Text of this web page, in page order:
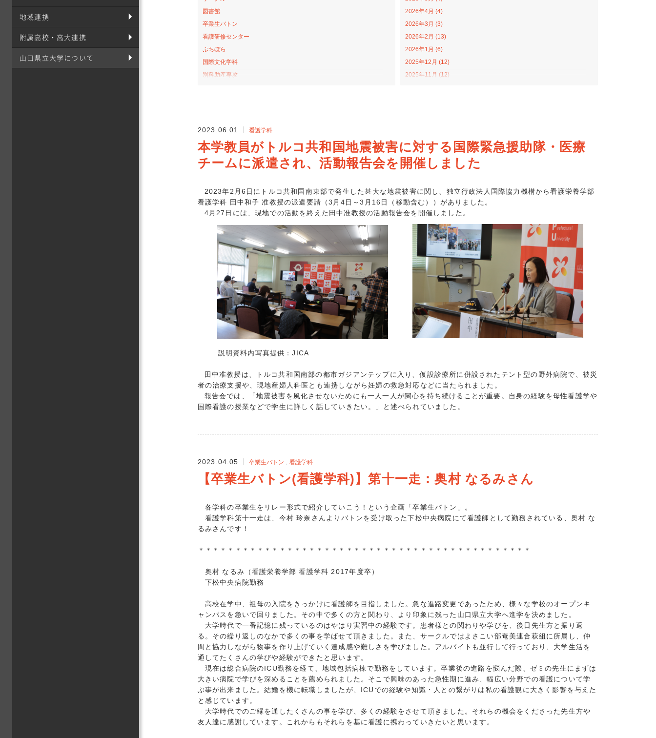
地域連携
附属高校・高大連携
山口県立大学について
図書館
卒業生バトン
看護研修センター
ぷちぼら
国際文化学科
別科助産専攻
山口-ナバラ コラボ広場
社会福祉学科
オープンカレッジ
栄養学科
食育戦隊ゴハンジャー
インターンシップ
文化創造学科
情報社会学科
グローバル
卒業生
学生活動
キャリア
その他
2026年4月 (4)
2026年3月 (3)
2026年2月 (13)
2026年1月 (6)
2025年12月 (12)
2025年11月 (12)
2025年4月 (4)
2025年3月 (2)
2025年1月 (7)
2024年12月 (8)
2024年11月 (10)
2024年10月 (9)
2024年9月 (5)
2024年8月 (15)
2024年7月 (7)
2024年6月 (8)
2024年4月 (5)
2024年3月 (1)
2024年2月 (5)
2023年10月 (10)
2023年9月 (7)
2023年8月 (13)
2023年2月 (7)
2022年12月 (16)
2022年11月 (13)
2022年4月 (7)
2022年3月 (11)
2022年2月 (7)
2022年1月 (8)
2021年11月 (8)
2021年10月 (9)
2021年8月 (10)
2021年7月 (8)
2023.06.01 看護学科
本学教員がトルコ共和国地震被害に対する国際緊急援助隊・医療
チームに派遣され、活動報告会を開催しました
2023年2月6日にトルコ共和国南東部で発生した甚大な地震被害に関し、独立行政法人国際協力機構から看護栄養学部
看護学科 田中和子 准教授の派遣要請（3月4日～3月16日（移動含む））がありました。
4月27日には、現地での活動を終えた田中准教授の活動報告会を開催しました。
説明資料内写真提供：JICA
田中准教授は、トルコ共和国南部の都市ガジアンテップに入り、仮設診療所に併設されたテント型の野外病院で、被災
者の治療支援や、現地産婦人科医とも連携しながら妊婦の救急対応などに当たられました。
報告会では、「地震被害を風化させないためにも一人一人が関心を持ち続けることが重要。自身の経験を母性看護学や
国際看護の授業などで学生に詳しく話していきたい。」と述べられていました。
2023.04.05 卒業生バトン 看護学科
【卒業生バトン(看護学科)】第十一走：奥村 なるみさん
各学科の卒業生をリレー形式で紹介していこう！という企画「卒業生バトン」。
看護学科第十一走は、今村 玲奈さんよりバトンを受け取った下松中央病院にて看護師として勤務されている、奥村 な
るみさんです！
＊＊＊＊＊＊＊＊＊＊＊＊＊＊＊＊＊＊＊＊＊＊＊＊＊＊＊＊＊＊＊＊＊＊＊＊＊＊＊＊＊＊＊＊＊
奥村 なるみ（看護栄養学部 看護学科 2017年度卒）
下松中央病院勤務
高校在学中、祖母の入院をきっかけに看護師を目指しました。急な進路変更であったため、様々な学校のオープンキ
ャンパスを急いで回りました。その中で多くの方と関わり、より印象に残った山口県立大学へ進学を決めました。
大学時代で一番記憶に残っているのはやはり実習中の経験です。患者様との関わりや学びを、後日先生方と振り返
る。その繰り返しのなかで多くの事を学ばせて頂きました。また、サークルではよさこい部奄美連合萩組に所属し、仲
間と協力しながら物事を作り上げていく達成感や難しさを学びました。アルバイトも並行して行っており、大学生活を
通してたくさんの学びや経験ができたと思います。
現在は総合病院のICU勤務を経て、地域包括病棟で勤務をしています。卒業後の進路を悩んだ際、ゼミの先生にまずは
大きい病院で学びを深めることを薦められました。そこで興味のあった急性期に進み、幅広い分野での看護について学
ぶ事が出来ました。結婚を機に転職しましたが、ICUでの経験や知識・人との繋がりは私の看護観に大きく影響を与えた
と感じています。
大学時代でのご縁を通したくさんの事を学び、多くの経験をさせて頂きました。それらの機会をくださった先生方や
友人達に感謝しています。これからもそれらを基に看護に携わっていきたいと思います。